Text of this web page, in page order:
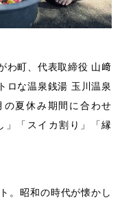
わ町、代表取締役 山﨑
ロな温泉銭湯 玉川温泉
の夏休み期間に合わせ
」「スイカ割り」「縁
。昭和の時代が懐かし